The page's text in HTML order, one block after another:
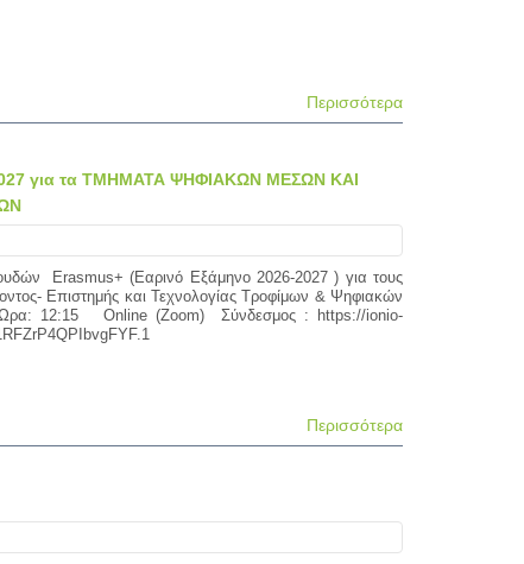
Περισσότερα
για τα ΤΜΗΜΑΤΑ ΨΗΦΙΑΚΩΝ ΜΕΣΩΝ ΚΑΙ
Erasmus+ (Εαρινό Εξάμηνο 2026-2027 ) για τους
Επιστημής και Τεχνολογίας Τροφίμων & Ψηφιακών
12:15 Online (Zoom) Σύνδεσμος : https://ionio-
Περισσότερα